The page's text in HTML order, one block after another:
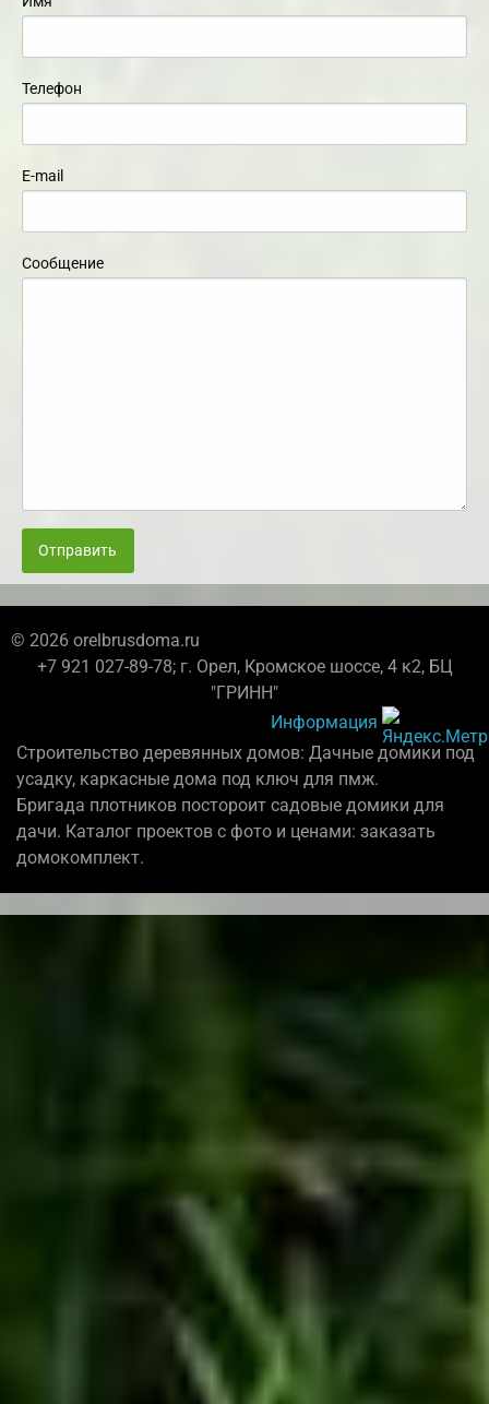
Телефон
E-mail
Сообщение
Отправить
© 2026 orelbrusdoma.ru
+7 921 027-89-78; г. Орел, Кромское шоссе, 4 к2, БЦ
"ГРИНН"
Информация
Строительство деревянных домов: Дачные домики под
усадку, каркасные дома под ключ для пмж.
Бригада плотников постороит садовые домики для
дачи. Каталог проектов с фото и ценами: заказать
домокомплект.